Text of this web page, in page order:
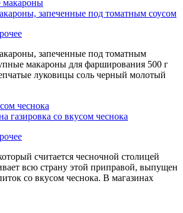
запеченные под томатным соусом
запеченные под томатным
макароны для фарширования 500 г
луковицы соль черный молотый
со вкусом чеснока
считается чесночной столицей
всю страну этой приправой, выпущен
со вкусом чеснока. В магазинах